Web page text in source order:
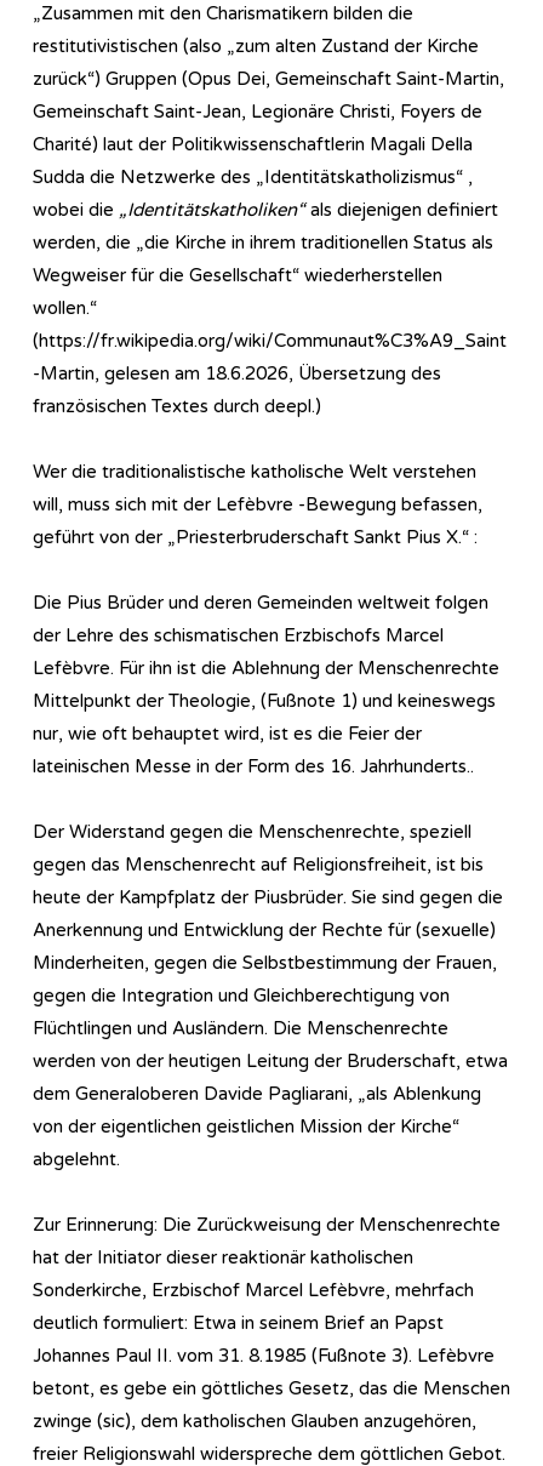
„Zusammen mit den Charismatikern bilden die
restitutivistischen (also „zum alten Zustand der Kirche
zurück“) Gruppen (Opus Dei, Gemeinschaft Saint-Martin,
Gemeinschaft Saint-Jean, Legionäre Christi, Foyers de
Charité) laut der Politikwissenschaftlerin Magali Della
Sudda die Netzwerke des „Identitätskatholizismus“ ,
wobei die „Identitätskatholiken“als diejenigen definiert
werden, die „die Kirche in ihrem traditionellen Status als
Wegweiser für die Gesellschaft“ wiederherstellen
wollen.“
(https://fr.wikipedia.org/wiki/Communaut%C3%A9_Saint
-Martin, gelesen am 18.6.2026, Übersetzung des
französischen Textes durch deepl.)
Wer die traditionalistische katholische Welt verstehen
will, muss sich mit der Lefèbvre -Bewegung befassen,
geführt von der „Priesterbruderschaft Sankt Pius X.“ :
Die Pius Brüder und deren Gemeinden weltweit folgen
der Lehre des schismatischen Erzbischofs Marcel
Lefèbvre. Für ihn ist die Ablehnung der Menschenrechte
Mittelpunkt der Theologie, (Fußnote 1) und keineswegs
nur, wie oft behauptet wird, ist es die Feier der
lateinischen Messe in der Form des 16. Jahrhunderts..
Der Widerstand gegen die Menschenrechte, speziell
gegen das Menschenrecht auf Religionsfreiheit, ist bis
heute der Kampfplatz der Piusbrüder. Sie sind gegen die
Anerkennung und Entwicklung der Rechte für (sexuelle)
Minderheiten, gegen die Selbstbestimmung der Frauen,
gegen die Integration und Gleichberechtigung von
Flüchtlingen und Ausländern. Die Menschenrechte
werden von der heutigen Leitung der Bruderschaft, etwa
dem Generaloberen Davide Pagliarani, „als Ablenkung
von der eigentlichen geistlichen Mission der Kirche“
abgelehnt.
Zur Erinnerung: Die Zurückweisung der Menschenrechte
hat der Initiator dieser reaktionär katholischen
Sonderkirche, Erzbischof Marcel Lefèbvre, mehrfach
deutlich formuliert: Etwa in seinem Brief an Papst
Johannes Paul II. vom 31. 8.1985 (Fußnote 3). Lefèbvre
betont, es gebe ein göttliches Gesetz, das die Menschen
zwinge (sic), dem katholischen Glauben anzugehören,
freier Religionswahl widerspreche dem göttlichen Gebot.